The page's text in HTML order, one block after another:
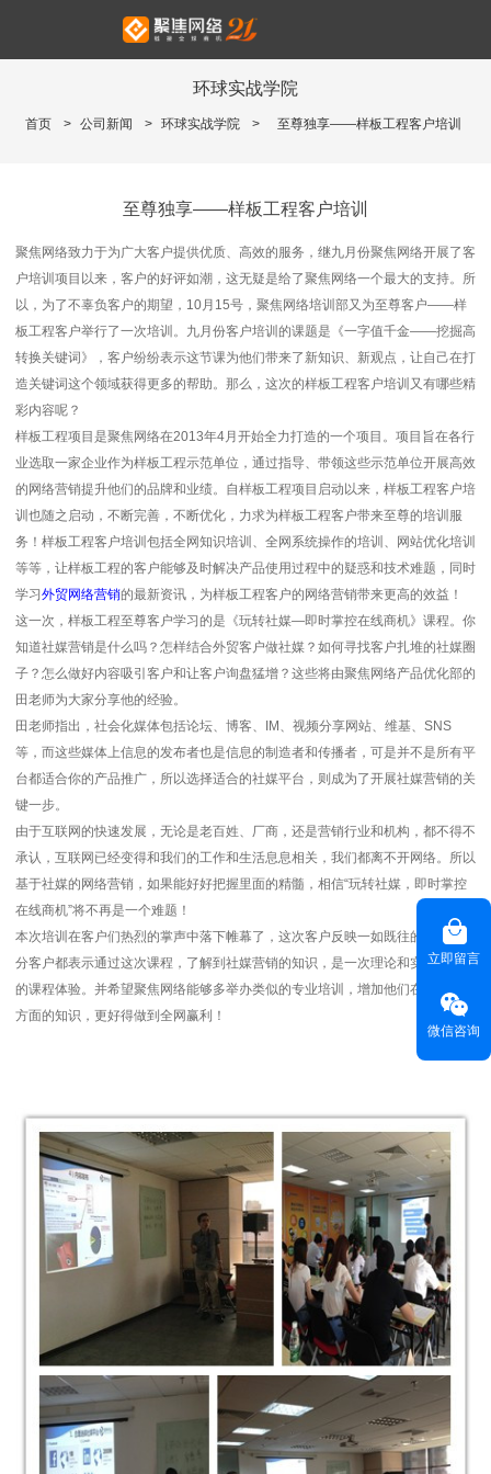
环球实战学院
首页 > 公司新闻 > 环球实战学院 > 至尊独享——样板工程客户培训
至尊独享——样板工程客户培训
聚焦网络致力于为广大客户提供优质、高效的服务，继九月份聚焦网络开展了客
户培训项目以来，客户的好评如潮，这无疑是给了聚焦网络一个最大的支持。所
以，为了不辜负客户的期望，10月15号，聚焦网络培训部又为至尊客户——样
板工程客户举行了一次培训。九月份客户培训的课题是《一字值千金——挖掘高
转换关键词》，客户纷纷表示这节课为他们带来了新知识、新观点，让自己在打
造关键词这个领域获得更多的帮助。那么，这次的样板工程客户培训又有哪些精
彩内容呢？
样板工程项目是聚焦网络在2013年4月开始全力打造的一个项目。项目旨在各行
业选取一家企业作为样板工程示范单位，通过指导、带领这些示范单位开展高效
的网络营销提升他们的品牌和业绩。自样板工程项目启动以来，样板工程客户培
训也随之启动，不断完善，不断优化，力求为样板工程客户带来至尊的培训服
务！样板工程客户培训包括全网知识培训、全网系统操作的培训、网站优化培训
等等，让样板工程的客户能够及时解决产品使用过程中的疑惑和技术难题，同时
学习 外贸网络营销的最新资讯，为样板工程客户的网络营销带来更高的效益！
这一次，样板工程至尊客户学习的是《玩转社媒—即时掌控在线商机》课程。你
知道社媒营销是什么吗？怎样结合外贸客户做社媒？如何寻找客户扎堆的社媒圈
子？怎么做好内容吸引客户和让客户询盘猛增？这些将由聚焦网络产品优化部的
田老师为大家分享他的经验。
田老师指出，社会化媒体包括论坛、博客、IM、视频分享网站、维基、SNS
等，而这些媒体上信息的发布者也是信息的制造者和传播者，可是并不是所有平
台都适合你的产品推广，所以选择适合的社媒平台，则成为了开展社媒营销的关
键一步。
由于互联网的快速发展，无论是老百姓、厂商，还是营销行业和机构，都不得不
承认，互联网已经变得和我们的工作和生活息息相关，我们都离不开网络。所以
基于社媒的网络营销，如果能好好把握里面的精髓，相信“玩转社媒，即时掌控
在线商机”将不再是一个难题！
本次培训在客户们热烈的掌声中落下帷幕了，这次客户反映一如既往的好，大部
分客户都表示通过这次课程，了解到社媒营销的知识，是一次理论和实践相结合
的课程体验。并希望聚焦网络能够多举办类似的专业培训，增加他们在网络营销
方面的知识，更好得做到全网赢利！
立即留言
微信咨询